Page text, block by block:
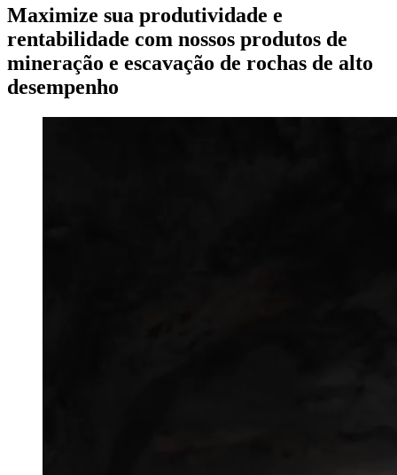
Maximize sua produtividade e
rentabilidade com nossos produtos de
mineração e escavação de rochas de alto
desempenho